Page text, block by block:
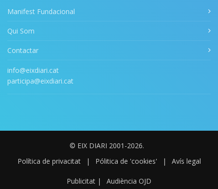
Manifest Fundacional
Qui Som
Contactar
info@eixdiari.cat
participa@eixdiari.cat
© EIX DIARI 2001-2026.
Política de privacitat
| Pólitica de 'cookies' | Avís legal
Publicitat | Audiència OJD